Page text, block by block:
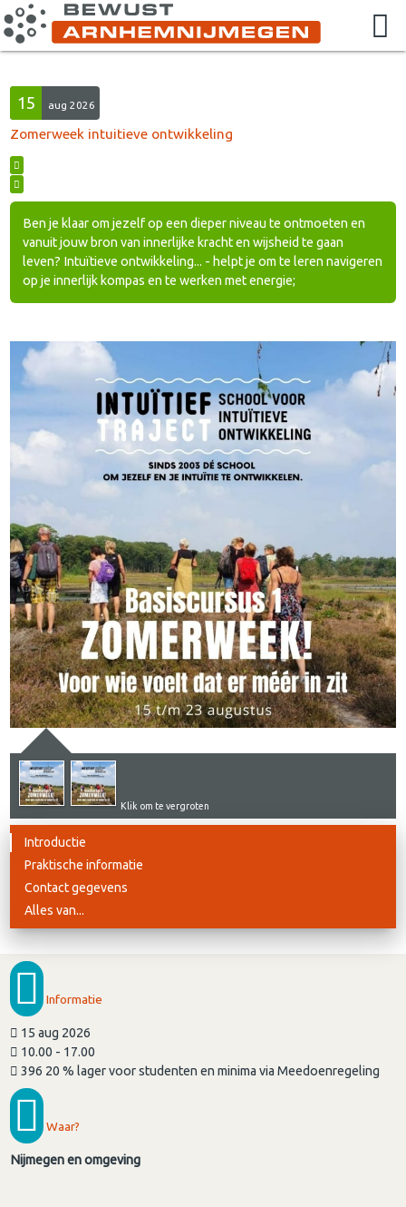
15 aug 2026
Zomerweek intuitieve ontwikkeling
Ben je klaar om jezelf op een dieper niveau te ontmoeten en
vanuit jouw bron van innerlijke kracht en wijsheid te gaan
leven? Intuïtieve ontwikkeling... - helpt je om te leren navigeren
op je innerlijk kompas en te werken met energie;
Klik om te vergroten
Introductie
Praktische informatie
Contact gegevens
Alles van...
Informatie
15 aug 2026
10.00 - 17.00
396 20 % lager voor studenten en minima via Meedoenregeling
Waar?
Nijmegen en omgeving